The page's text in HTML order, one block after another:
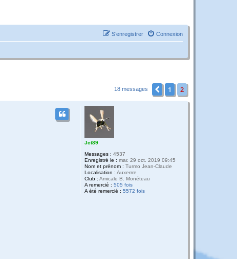
Connexion
S’enregistrer
18 messages Précédente
1 2
Jct89
Messages : 4537
Enregistré le : mar. 29 oct. 2019 09:45
Nom et prénom : Turmo Jean-Claude
Localisation : Auxerrre
Club : Amicale B. Monéteau
A remercié : 505 fois
A été remercié : 5572 fois